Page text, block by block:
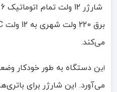
می‌کند.
این دستگاه به طور خودکار
می‌آورد. این شارژر برای باتری‌های با ظرفیت 20 آمپر-ساعت به بالا توصیه می‌شود و گزینه‌ای ایده‌آل برای باتری